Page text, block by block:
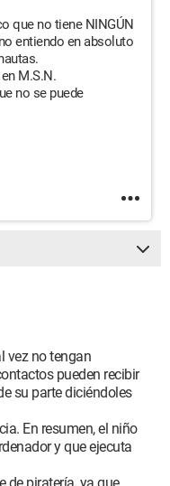
que no tiene NINGÚN
entiendo en absoluto
M.S.N.
no se puede
vez no tengan
pueden recibir
su parte diciéndoles
En resumen, el niño
y que ejecuta